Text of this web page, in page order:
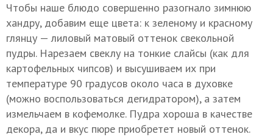
Чтобы наше блюдо совершенно разогнало зимнюю
хандру, добавим еще цвета: к зеленому и красному
глянцу — лиловый матовый оттенок свекольной
пудры. Нарезаем свеклу на тонкие слайсы (как для
картофельных чипсов) и высушиваем их при
температуре 90 градусов около часа в духовке
(можно воспользоваться дегидратором), а затем
измельчаем в кофемолке. Пудра хороша в качестве
декора, да и вкус пюре приобретет новый оттенок.